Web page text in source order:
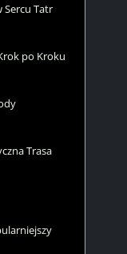
Sercu Tatr
po Kroku
Trasa